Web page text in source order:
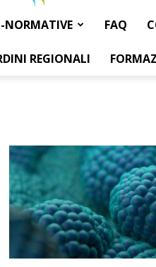
degli
NORMATIVE FAQ
REGIONALI